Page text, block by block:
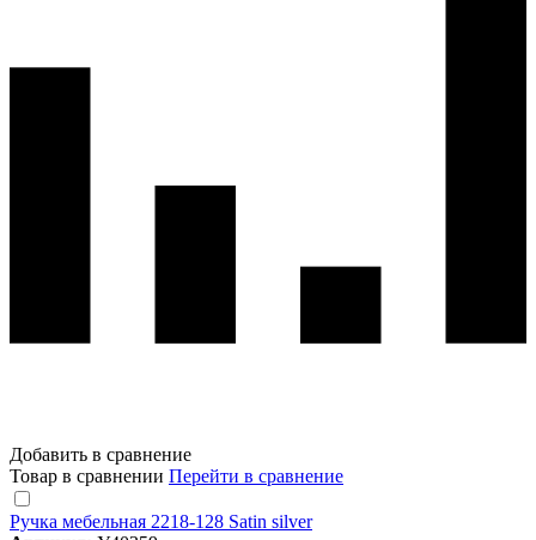
Добавить в сравнение
Товар в сравнении Перейти в сравнение
Ручка мебельная 2218-128 Satin silver